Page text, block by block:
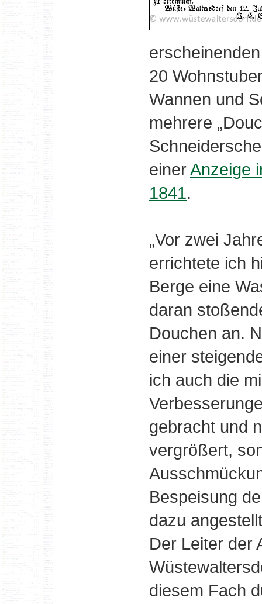
erscheinenden
20
Wannen und
mehrere
einerAnzeige
1841.
„Vor zwei
errichtete ich
Berge eine
daran
Douchen an.
einer
ich auch die
gebracht und
vergrößert,
Bespeisung
dazu
Der Leiter der
diesem Fach